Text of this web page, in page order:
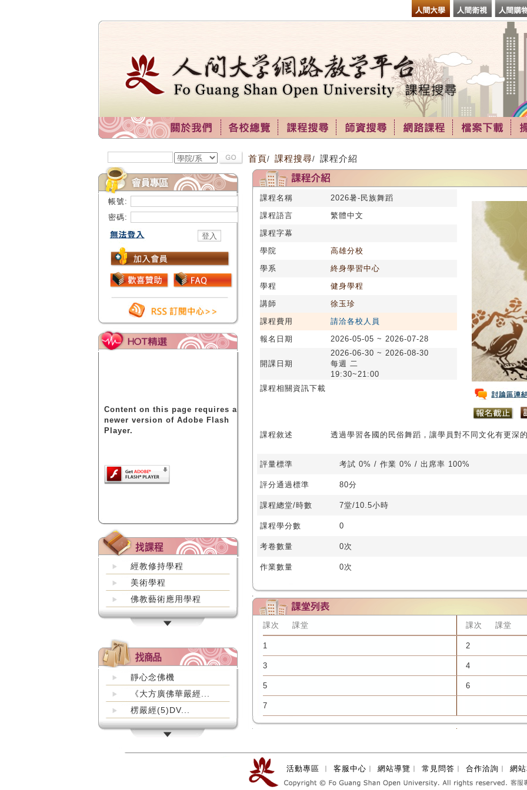
帳號:
密碼:
Content on this page requires a
newer version of Adobe Flash
Player.
經教修持學程
美術學程
佛教藝術應用學程
靜心念佛機
《大方廣佛華嚴經...
楞嚴經(5)DV...
首頁/ 課程搜尋/ 課程介紹
課程名稱
2026暑-民族舞蹈
課程語言
繁體中文
課程字幕
學院
高雄分校
學系
終身學習中心
學程
健身學程
講師
徐玉珍
課程費用
請洽各校人員
報名日期
2026-05-05 ~ 2026-07-28
開課日期
2026-06-30 ~ 2026-08-30
每週 二
19:30~21:00
課程相關資訊下載
課程敘述 透過學習各國的民俗舞蹈，讓學員對不同文化有更深
評量標準 考試 0% / 作業 0% / 出席率 100%
評分通過標準 80分
課程總堂/時數 7堂/10.5小時
課程學分數 0
考卷數量 0次
作業數量 0次
課次 課堂 課次 課堂
1 2
3 4
5 6
7
活動專區 ︱ 客服中心 ︱ 網站導覽 ︱ 常見問答 ︱ 合作洽詢 ︱ 網